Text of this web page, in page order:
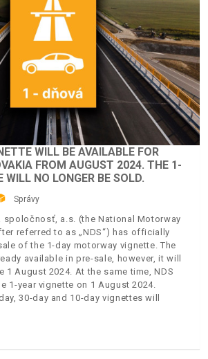
WILL BE AVAILABLE FOR
FROM AUGUST 2024. THE 1-
WILL NO LONGER BE SOLD.
Správy
spoločnosť, a.s. (the National Motorway
referred to as „NDS“) has officially
of the 1-day motorway vignette. The
available in pre-sale, however, it will
1 August 2024. At the same time, NDS
1-year vignette on 1 August 2024.
30-day and 10-day vignettes will